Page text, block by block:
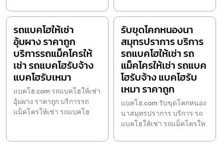
รถแบคโฮให้เช่า
อุ้มผาง ราคาถูก
บริการรถแม็คโครให้
เช่า รถแบคโฮรับจ้าง
แบคโฮรับเหมา
แบคโฮ.com รถแบคโฮให้เช่า
อุ้มผาง ราคาถูก บริการรถ
แม็คโครให้เช่า รถแบคโฮ
รับขุดโคกหนองนา
สมุทรปราการ บริการ
รถแบคโฮให้เช่า รถ
แม็คโครให้เช่า รถแบค
โฮรับจ้าง แบคโฮรับ
เหมา ราคาถูก
แบคโฮ.com รับขุดโคกหนอง
นาสมุทรปราการ บริการ รถ
แบคโฮให้เช่า รถแม็คโครให